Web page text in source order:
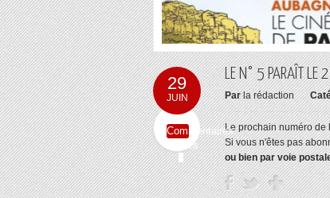
29
JUIN
Commentaires
fermés
LE N° 5 PARAÎT LE
Par la rédaction
Le prochain numéro de
Si vous n'êtes pas
ou bien par voie